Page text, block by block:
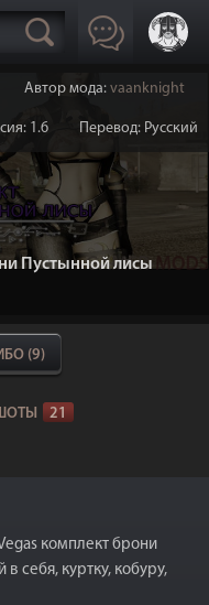
Автор мода: vaanknight
1.6 Перевод: Русский
Пустынной лисы
(9)
21
комплект брони
себя, куртку, кобуру,